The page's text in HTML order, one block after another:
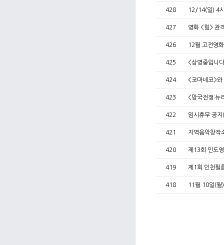
428 12/14(일) 4
427 영화 <힘> 관
426 12월 고전영
425 <상영중입니
424 <코마네코>
423 <망국전쟁:뉴
422 임시휴무 공
421 지역음악창작
420 제13회 인도
419 제1회 인천필
418 11월 10일(월